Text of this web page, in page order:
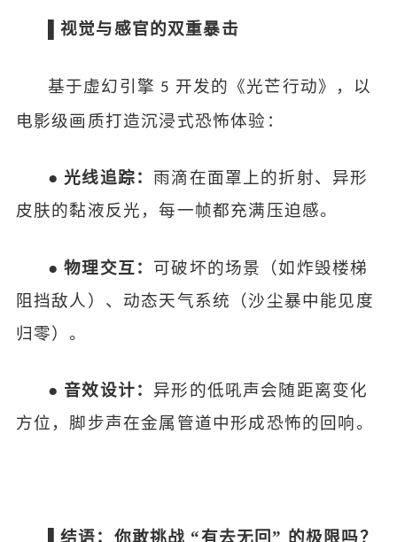
▌视觉与感官的双重暴击
基于虚幻引擎 5 开发的《光芒行动》，以
电影级画质打造沉浸式恐怖体验：
● 光线追踪： 雨滴在面罩上的折射、异形
皮肤的黏液反光，每一帧都充满压迫感。
● 物理交互： 可破坏的场景（如炸毁楼梯
阻挡敌人）、动态天气系统（沙尘暴中能见度
归零）。
● 音效设计： 异形的低吼声会随距离变化
方位，脚步声在金属管道中形成恐怖的回响。
▌结语：你敢挑战 “有去无回” 的极限吗？